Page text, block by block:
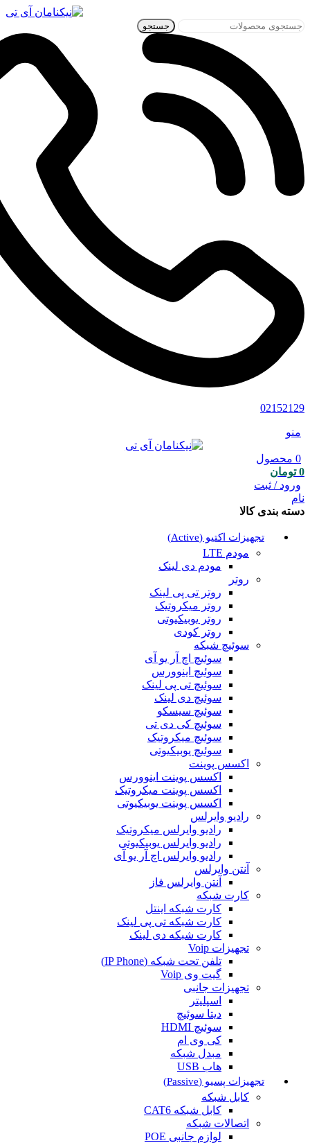
جستجو
02152129
منو
0 محصول
0 تومان
ورود / ثبت
نام
دسته بندی کالا
تجهیزات اکتیو (Active)
مودم LTE
مودم دی لینک
روتر
روتر تی پی لینک
روتر میکروتیک
روتر یوبیکیوتی
روتر کودی
سوئیچ شبکه
سوئیچ اچ آر یو آی
سوئیچ اینوورس
سوئیچ تی پی لینک
سوئیچ دی لینک
سوئیچ سیسکو
سوئیچ کی دی تی
سوئیچ میکروتیک
سوئیچ یوبیکیوتی
اکسس پوینت
اکسس پوینت اینوورس
اکسس پوینت میکروتیک
اکسس پوینت یوبیکیوتی
رادیو وایرلس
رادیو وایرلس میکروتیک
رادیو وایرلس یوبیکیوتی
رادیو وایرلس اچ آر یو آی
آنتن وایرلس
آنتن وایرلس فاز
کارت شبکه
کارت شبکه اینتل
کارت شبکه تی پی لینک
کارت شبکه دی لینک
تجهیزات Voip
تلفن تحت شبکه (IP Phone)
گیت وی Voip
تجهیزات جانبی
اسپلیتر
دیتا سوئیچ
سوئیچ HDMI
کی وی ام
مبدل شبکه
هاب USB
تجهیزات پسیو (Passive)
کابل شبکه
کابل شبکه CAT6
اتصالات شبکه
لوازم جانبی POE